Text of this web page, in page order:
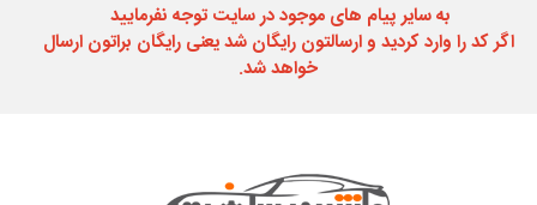
به سایر پیام های موجود در سایت توجه نفرمایید
اگر کد را وارد کردید و ارسالتون رایگان شد یعنی رایگان براتون ارسال
خواهد شد.